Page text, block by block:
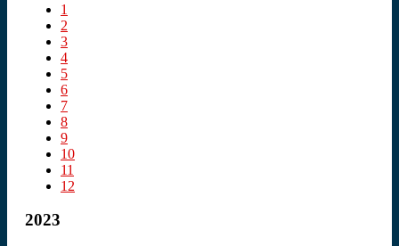
1
2
3
4
5
6
7
8
9
10
11
12
2023